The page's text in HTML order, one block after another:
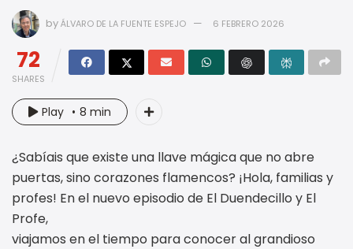
byÁLVARO DE LA FUENTE ESPEJO 6 FEBRERO 2026
72
SHARES
Play 8 min
¿Sabíais que existe una llave mágica que no abre
puertas, sino corazones flamencos? ¡Hola, familias y
profes! En el nuevo episodio de El Duendecillo y El
Profe,
viajamos en el tiempo para conocer al grandioso